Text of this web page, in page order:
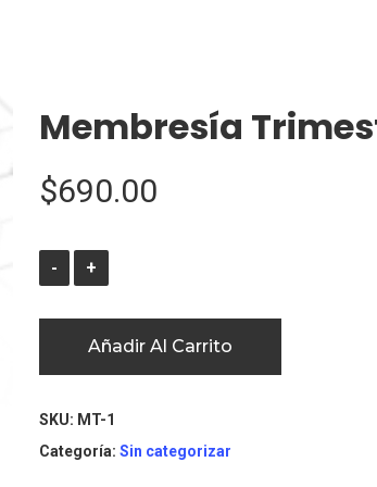
Membresía
$690.00
Añadir Al Carrito
SKU: MT-1
Categoría: Sin categorizar